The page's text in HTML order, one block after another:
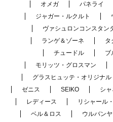
オメガ
パネライ
ジャガー・ルクルト
ヴァシュロンコンスタン
ランゲ＆ゾーネ
タ
チュードル
ブ
モリッツ・グロスマン
グラスヒュッテ・オリジナル
ゼニス
SEIKO シ
レディース
リシャール
ベル＆ロス
ウルバン